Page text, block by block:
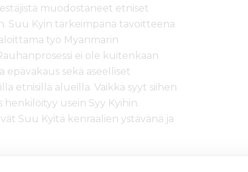
muodostaneet etniset
Suu Kyin tärkeimpänä tavoitteena
työ Myanmarin
ei ole kuitenkaan
sekä aseelliset
etnisillä alueilla. Vaikka syyt siihen
usein Syy Kyihin.
Suu Kyitä kenraalien ystävänä ja
muodostunut vahva